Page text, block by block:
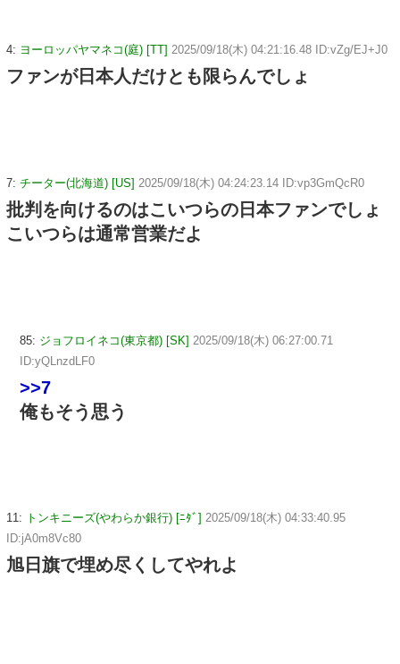
4: ヨーロッパヤマネコ(庭) [TT] 2025/09/18(木) 04:21:16.48 ID:vZg/EJ+J0
ファンが日本人だけとも限らんでしょ
7: チーター(北海道) [US] 2025/09/18(木) 04:24:23.14 ID:vp3GmQcR0
批判を向けるのはこいつらの日本ファンでしょ
こいつらは通常営業だよ
85: ジョフロイネコ(東京都) [SK] 2025/09/18(木) 06:27:00.71
ID:yQLnzdLF0
>>7
俺もそう思う
11: トンキニーズ(やわらか銀行) [ﾆﾀﾞ] 2025/09/18(木) 04:33:40.95
ID:jA0m8Vc80
旭日旗で埋め尽くしてやれよ